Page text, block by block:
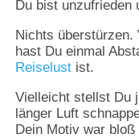
Du bist unzufrieden
Nichts überstürzen.
hast Du einmal
Reiselust ist.
Vielleicht stellst Du
länger Luft
Dein Motiv war